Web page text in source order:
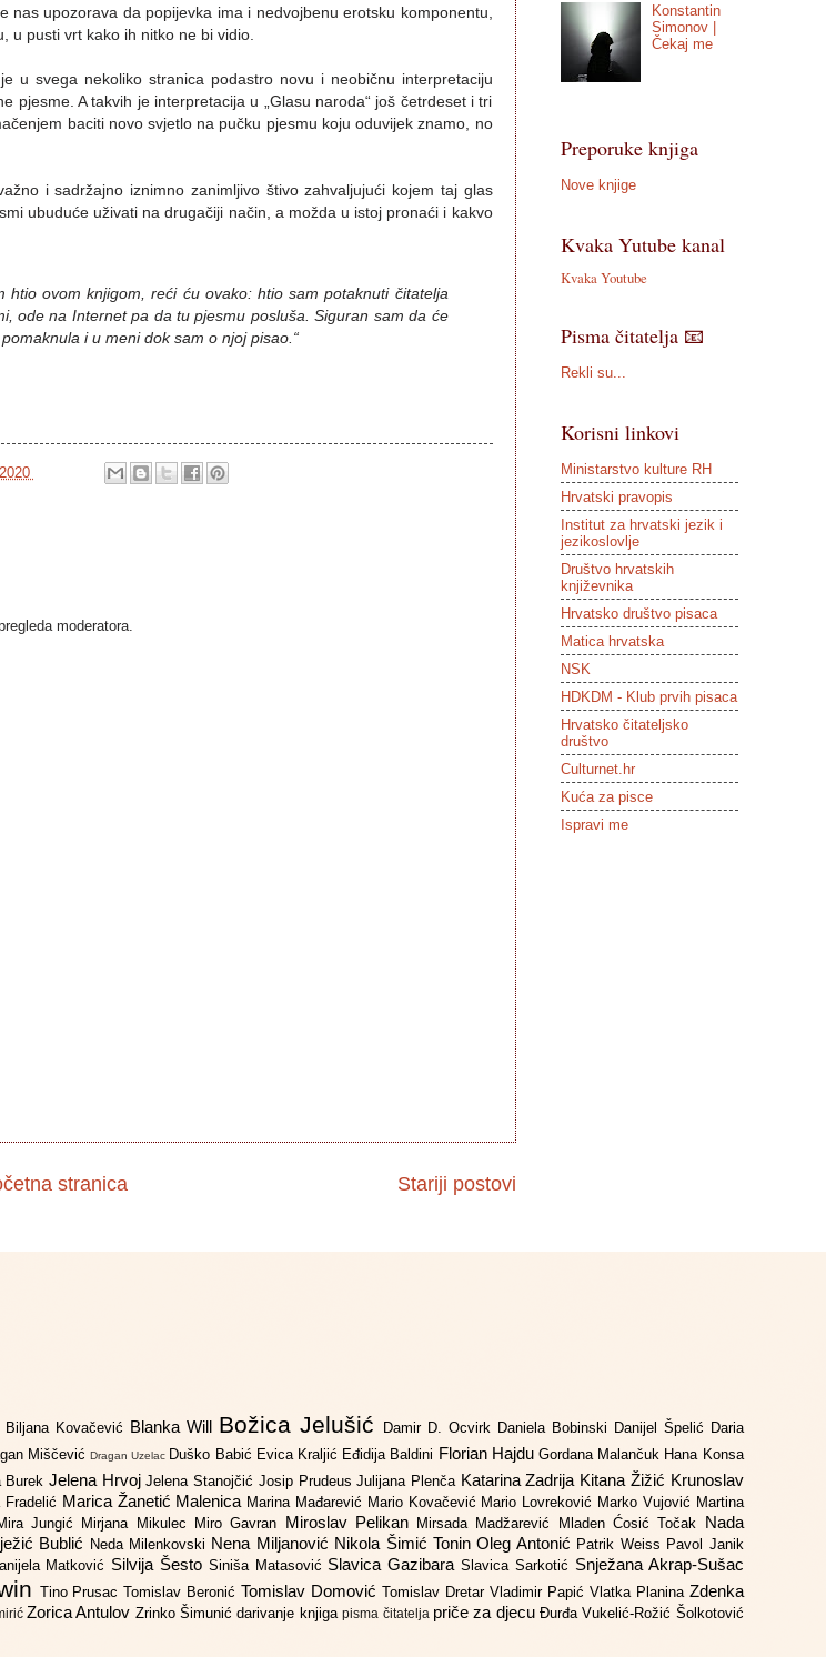
nas upozorava da popijevka ima i nedvojbenu erotsku komponentu,
u pusti vrt kako ih nitko ne bi vidio.
u svega nekoliko stranica podastro novu i neobičnu interpretaciju
pjesme. A takvih je interpretacija u „Glasu naroda“ još četrdeset i tri
baciti novo svjetlo na pučku pjesmu koju oduvijek znamo, no
i sadržajno iznimno zanimljivo štivo zahvaljujući kojem taj glas
ubuduće uživati na drugačiji način, a možda u istoj pronaći i kakvo
htio ovom knjigom, reći ću ovako: htio sam potaknuti čitatelja
ode na Internet pa da tu pjesmu posluša. Siguran sam da će
i u meni dok sam o njoj pisao.“
moderatora.
Stariji postovi
stranica
Konstantin
Simonov |
Čekaj me
Preporuke knjiga
Nove knjige
Kvaka Yutube kanal
Kvaka Youtube
Pisma čitatelja 📧
Rekli su...
Korisni linkovi
Ministarstvo kulture RH
Hrvatski pravopis
Institut za hrvatski jezik i
jezikoslovlje
Društvo hrvatskih
književnika
Hrvatsko društvo pisaca
Matica hrvatska
NSK
HDKDM - Klub prvih pisaca
Hrvatsko čitateljsko
društvo
Culturnet.hr
Kuća za pisce
Ispravi me
Biljana Kovačević Blanka Will Božica Jelušić Damir D. Ocvirk Daniela Bobinski Danijel Špelić Daria
MiščevićDragan Uzelac Duško Babić Evica Kraljić Eđidija Baldini Florian Hajdu Gordana Malančuk Hana Konsa
BurekJelena HrvojJelena Stanojčić Josip PrudeusJulijana Plenča Katarina Zadrija Kitana Žižić Krunoslav
Fradelić Marica Žanetić Malenica Marina Mađarević Mario Kovačević Mario Lovreković Marko Vujović Martina
Jungić Mirjana Mikulec Miro Gavran Miroslav Pelikan Mirsada Madžarević Mladen Ćosić Točak Nada
Bublić Neda Milenkovski Nena Miljanović Nikola Šimić ToninOleg Antonić Patrik Weiss Pavol Janik
Matković Silvija Šesto Siniša Matasović Slavica GazibaraSlavica Sarkotić Snježana Akrap-Sušac
Tino PrusacTomislav Beronić Tomislav DomovićTomislav Dretar Vladimir Papić Vlatka Planina Zdenka
Zorica Antulov Zrinko Šimunićdarivanje knjigapisma čitatelja priče za djecu Đurđa Vukelić-Rožić Šolkotović